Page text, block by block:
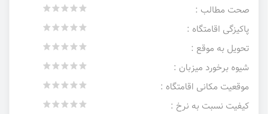
صحت مطالب :
پاکیزگی اقامتگاه :
تحویل به موقع :
شیوه برخورد میزبان :
موقعیت مکانی اقامتگاه :
کیفیت نسبت به نرخ :